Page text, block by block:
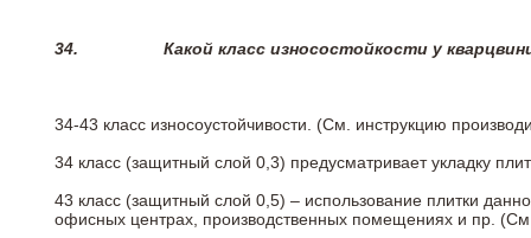
34. Какой класс износостойкости у
34-43 класс износоустойчивости. (См. инструкцию
34 класс (защитный слой 0,3) предусматривает укладку
43 класс (защитный слой 0,5) – использование плитки
офисных центрах, производственных помещениях и пр.